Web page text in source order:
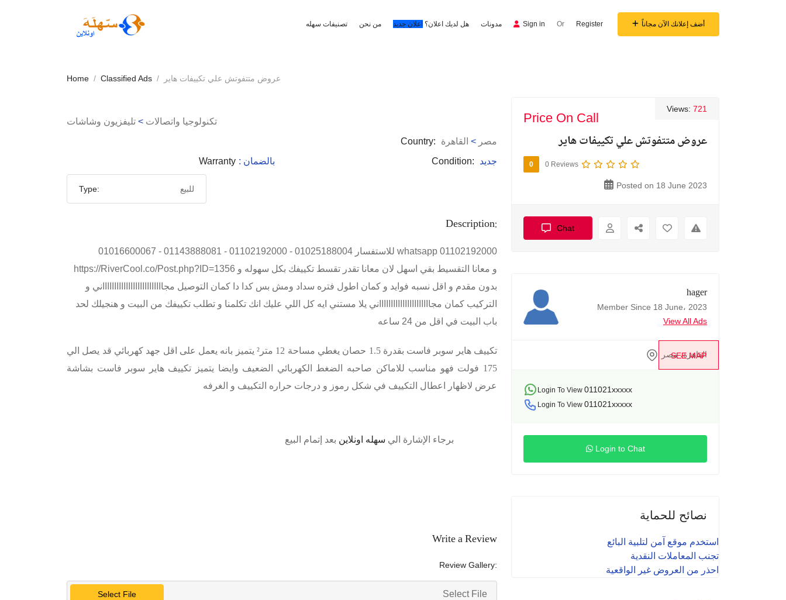
تصنيفات سهله من نحن هل لديك اعلان؟ اعلان جديد مدونات Sign in Or Register أضف إعلانك الآن مجاناً
Home Classified Ads عروض متتفوتش علي تكييفات هاير
تكنولوجيا واتصالات > تليفزيون وشاشات
Country:
مصر > القاهرة
Warranty
: بالضمان Condition: جديد
Type: للبيع
Description:
للاستفسار 01025188004 - 01102192000 - 01143888081 - 01016600067 whatsapp 01102192000
https://RiverCool.co/Post.php?ID=1356 و معانا التقسيط بقي اسهل لان معانا تقدر تقسط تكييفك بكل سهوله و
بدون مقدم و اقل نسبه فوايد و كمان اطول فتره سداد ومش بس كدا دا كمان التوصيل مجااااااااااااااااااااااااااني و
التركيب كمان مجااااااااااااااااااااااني يلا مستني ايه كل اللي عليك انك تكلمنا و تطلب تكييفك من البيت و هنجيلك لحد
باب البيت في اقل من 24 ساعه
تكييف هاير سوبر فاست بقدرة 1.5 حصان يغطي مساحة 12 متر² يتميز بانه يعمل على اقل جهد كهربائي قد يصل الي
175 فولت فهو مناسب للاماكن صاحبه الضغط الكهربائي الضعيف وايضا يتميز تكييف هاير سوبر فاست بشاشة
عرض لاظهار اعطال التكييف في شكل رموز و درجات حراره التكييف و الغرفه
برجاء الإشارة الي سهله اونلاين بعد إتمام البيع
Write a Review
Review Gallery:
Select File Select File
Views: 721
Price On Call
عروض متتفوتش علي تكييفات هاير
0 0 Reviews
Posted on 18 June 2023
Chat
hager
Member Since 18 June، 2023
View All Ads
SEE MAP
القاهرة، مصر
Login To View 011021xxxxx
Login To View 011021xxxxx
Login to Chat
نصائح للحماية
استخدم موقع آمن لتلبية البائع
تجنب المعاملات النقدية
احذر من العروض غير الواقعية